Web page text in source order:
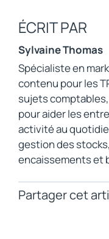
ÉCRIT PAR
Sylvaine Thomas
Spécialiste en
contenu pour les
sujets
pour aider les
activité au
gestion des
encaissements et
Partager cet